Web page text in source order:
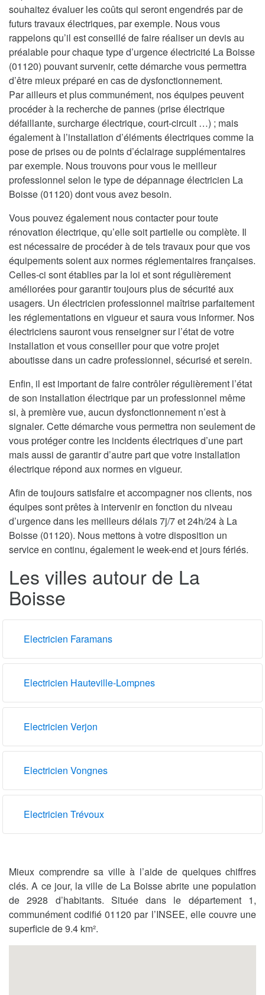
souhaitez évaluer les coûts qui seront engendrés par de
futurs travaux électriques, par exemple. Nous vous
rappelons qu’il est conseillé de faire réaliser un devis au
préalable pour chaque type d’urgence électricité La Boisse
(01120) pouvant survenir, cette démarche vous permettra
d’être mieux préparé en cas de dysfonctionnement.
Par ailleurs et plus communément, nos équipes peuvent
procéder à la recherche de pannes (prise électrique
défaillante, surcharge électrique, court-circuit …) ; mais
également à l’installation d’éléments électriques comme la
pose de prises ou de points d’éclairage supplémentaires
par exemple. Nous trouvons pour vous le meilleur
professionnel selon le type de dépannage électricien La
Boisse (01120) dont vous avez besoin.
Vous pouvez également nous contacter pour toute
rénovation électrique, qu’elle soit partielle ou complète. Il
est nécessaire de procéder à de tels travaux pour que vos
équipements soient aux normes réglementaires françaises.
Celles-ci sont établies par la loi et sont régulièrement
améliorées pour garantir toujours plus de sécurité aux
usagers. Un électricien professionnel maîtrise parfaitement
les réglementations en vigueur et saura vous informer. Nos
électriciens sauront vous renseigner sur l’état de votre
installation et vous conseiller pour que votre projet
aboutisse dans un cadre professionnel, sécurisé et serein.
Enfin, il est important de faire contrôler régulièrement l’état
de son installation électrique par un professionnel même
si, à première vue, aucun dysfonctionnement n’est à
signaler. Cette démarche vous permettra non seulement de
vous protéger contre les incidents électriques d’une part
mais aussi de garantir d’autre part que votre installation
électrique répond aux normes en vigueur.
Afin de toujours satisfaire et accompagner nos clients, nos
équipes sont prêtes à intervenir en fonction du niveau
d’urgence dans les meilleurs délais 7j/7 et 24h/24 à La
Boisse (01120). Nous mettons à votre disposition un
service en continu, également le week-end et jours fériés.
Les villes autour de La
Boisse
Electricien Faramans
Electricien Hauteville-Lompnes
Electricien Verjon
Electricien Vongnes
Electricien Trévoux
Mieux comprendre sa ville à l’aide de quelques chiffres
clés. A ce jour, la ville de La Boisse abrite une population
de 2928 d’habitants. Située dans le département 1,
communément codifié 01120 par l’INSEE, elle couvre une
superficie de 9.4 km².